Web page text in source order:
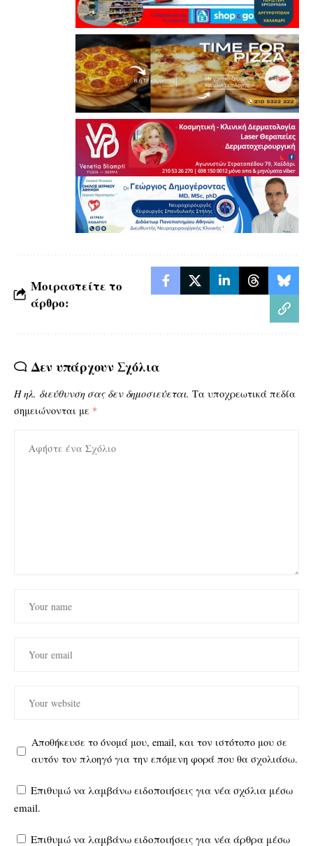
Μοιραστείτε το
άρθρο:
Δεν υπάρχουν Σχόλια
Η ηλ. διεύθυνση σας δεν δημοσιεύεται. Τα υποχρεωτικά πεδία
σημειώνονται με *
Αποθήκευσε το όνομά μου, email, και τον ιστότοπο μου σε
αυτόν τον πλοηγό για την επόμενη φορά που θα σχολιάσω.
Επιθυμώ να λαμβάνω ειδοποιήσεις για νέα σχόλια μέσω
email.
Επιθυμώ να λαμβάνω ειδοποιήσεις για νέα άρθρα μέσω